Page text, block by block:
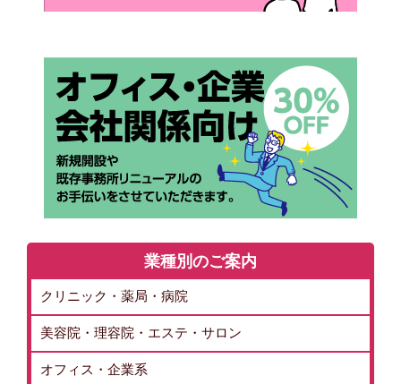
業種別のご案内
クリニック・薬局・病院
美容院・理容院・エステ・サロン
オフィス・企業系